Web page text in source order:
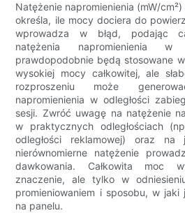
Natężenie napromienienia (mW/
określa, ile mocy dociera do
wprowadza w błąd, podając
natężenia napromienienia w
prawdopodobnie będą stosowane
wysokiej mocy całkowitej, ale
rozproszeniu może
napromienienia w odległości
sesji. Zwróć uwagę na natężenie
w praktycznych odległościach
odległości reklamowej) oraz na
nierównomierne natężenie
dawkowania. Całkowita moc
znaczenie, ale tylko w
promieniowaniem i sposobu, w
na panelu.